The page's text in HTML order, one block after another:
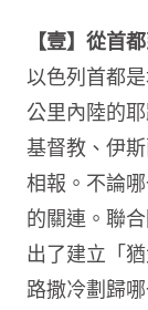
【壹】 從首
以色列首都
公里內陸的
基督教、伊
相報。不論
的關連。聯
出了建立「
路撒冷劃歸